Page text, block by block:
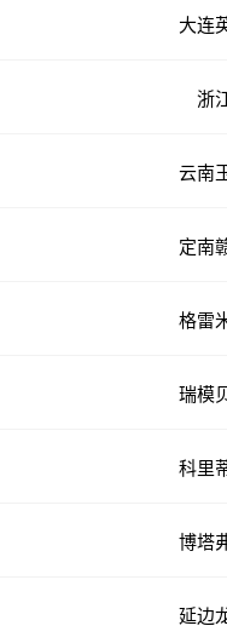
大连
浙
云南
定南
格雷
瑞模
科里
博塔
延边